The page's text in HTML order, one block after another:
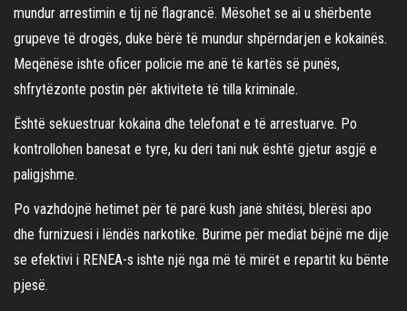
mundur arrestimin e tij në flagrancë. Mësohet se ai u shërbente
grupeve të drogës, duke bërë të mundur shpërndarjen e kokainës.
Meqënëse ishte oficer policie me anë të kartës së punës,
shfrytëzonte postin për aktivitete të tilla kriminale.
Është sekuestruar kokaina dhe telefonat e të arrestuarve. Po
kontrollohen banesat e tyre, ku deri tani nuk është gjetur asgjë e
paligjshme.
Po vazhdojnë hetimet për të parë kush janë shitësi, blerësi apo
dhe furnizuesi i lëndës narkotike. Burime për mediat bëjnë me dije
se efektivi i RENEA-s ishte një nga më të mirët e repartit ku bënte
pjesë.